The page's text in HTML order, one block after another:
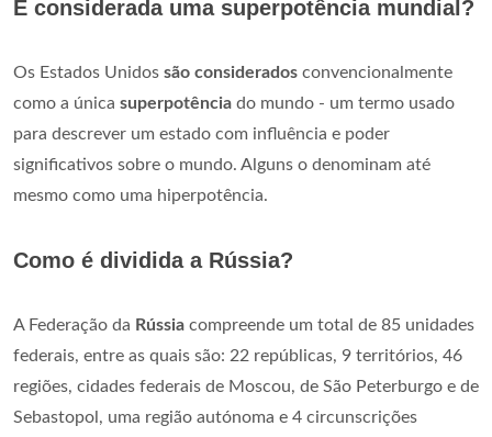
É considerada uma superpotência mundial?
Os Estados Unidos são considerados convencionalmente
como a única superpotência do mundo - um termo usado
para descrever um estado com influência e poder
significativos sobre o mundo. Alguns o denominam até
mesmo como uma hiperpotência.
Como é dividida a Rússia?
A Federação da Rússia compreende um total de 85 unidades
federais, entre as quais são: 22 repúblicas, 9 territórios, 46
regiões, cidades federais de Moscou, de São Peterburgo e de
Sebastopol, uma região autónoma e 4 circunscrições